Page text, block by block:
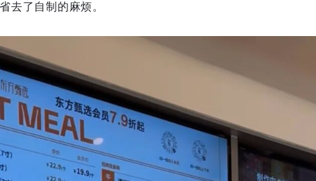
去了自制的麻烦。